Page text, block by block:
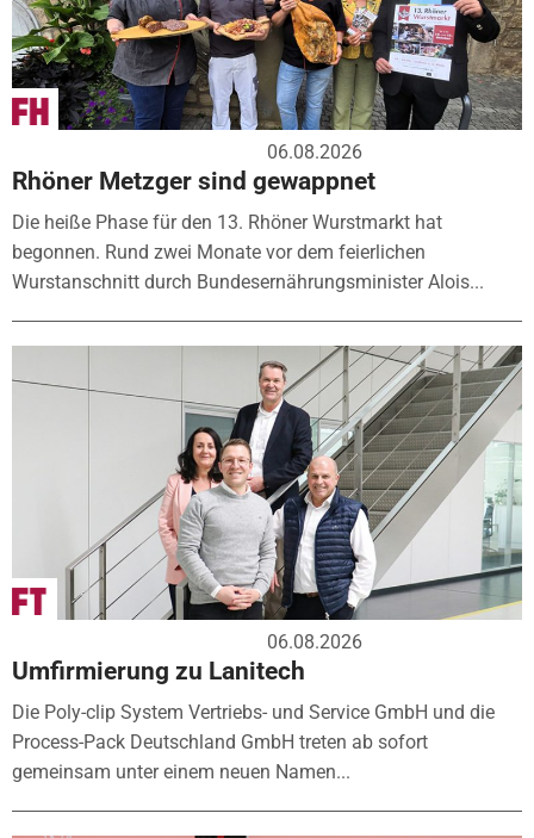
06.08.2026
Rhöner Metzger sind gewappnet
Die heiße Phase für den 13. Rhöner Wurstmarkt hat
begonnen. Rund zwei Monate vor dem feierlichen
Wurstanschnitt durch Bundesernährungsminister Alois...
06.08.2026
Umfirmierung zu Lanitech
Die Poly-clip System Vertriebs- und Service GmbH und die
Process-Pack Deutschland GmbH treten ab sofort
gemeinsam unter einem neuen Namen...